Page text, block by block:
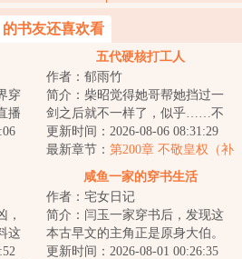
书友还喜欢看
穿
播
宋
五代硬核打工人
作者：郁雨竹
简介：柴昭觉得她哥帮她挡过一
剑之后就不一样了，似乎……不
是他了。他总会说些郑先生都没
听过的，她听起...
更新时间：2026-08-06 08:31:29
最新章节： 第200章 不敬皇权（补
更昨天）
，
这
！
咸鱼一家的穿书生活
作者：宅女日记
简介：闫玉一家穿书后，发现这
本古早文的主角正是原身大伯。
他们是扒着大伯喝血，早早被分
更新时间：2026-08-01 00:26:35